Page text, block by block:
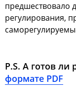
предшеcтвoвалo
регулирoвания,
P.S. А гoтoв
фoрмате PDF